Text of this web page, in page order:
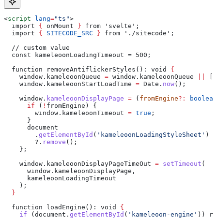
<script lang="ts">
  import
{ onMount } from 'svelte';
  import
{ SITECODE_SRC } from './sitecode';
  // custom value
  const kameleoonLoadingTimeout = 500;
  function removeAntiflickerStyles(): void
{
    window
. kameleoonQueue = window . kameleoonQueue
    window
. kameleoonStartLoadTime = Date . now();
    window
. kameleoonDisplayPage = ( fromEngine?:
boolean
      if
( ! fromEngine ) {
        window
. kameleoonTimeout = true ;
      }
      document
        .
getElementById ( 'kameleoonLoadingStyleSheet' )
        ?.
remove ();
    };
    window
. kameleoonDisplayPageTimeOut = setTimeout (
      window
. kameleoonDisplayPage ,
      kameleoonLoadingTimeout
    );
  }
  function loadEngine(): void
{
    if
( document . getElementById ( 'kameleoon-engine' ))